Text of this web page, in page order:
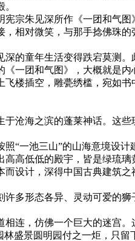
宗朱见深所作《一团和气
相对微笑，与那手捻佛珠
的童年生活变得跌宕莫测
一团和气图》，大概就是内
楼插空，雕甍绣槛，宛如
沧海之滨的蓬莱神话。这
“一池三山”的山海意境设计
高低低的殿宇，皆是绿琉
设计，深得中国古典建筑
多形态各异、灵动可爱的
连，仿佛一个巨大的迷宫
盛景圆明园付之一炬，只